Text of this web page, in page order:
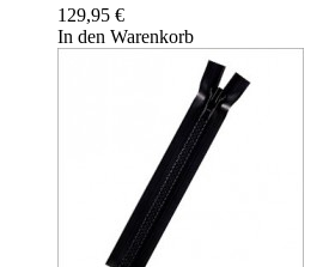
129,95 €
In den Warenkorb